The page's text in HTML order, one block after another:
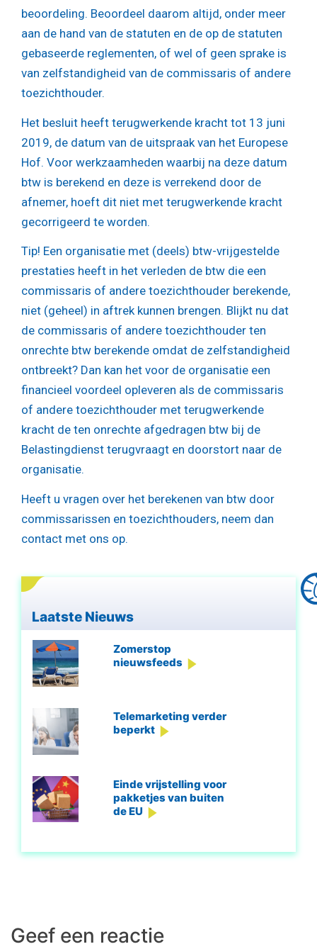
beoordeling. Beoordeel daarom altijd, onder meer
aan de hand van de statuten en de op de statuten
gebaseerde reglementen, of wel of geen sprake is
van zelfstandigheid van de commissaris of andere
toezichthouder.
Het besluit heeft terugwerkende kracht tot 13 juni
2019, de datum van de uitspraak van het Europese
Hof. Voor werkzaamheden waarbij na deze datum
btw is berekend en deze is verrekend door de
afnemer, hoeft dit niet met terugwerkende kracht
gecorrigeerd te worden.
Tip! Een organisatie met (deels) btw-vrijgestelde
prestaties heeft in het verleden de btw die een
commissaris of andere toezichthouder berekende,
niet (geheel) in aftrek kunnen brengen. Blijkt nu dat
de commissaris of andere toezichthouder ten
onrechte btw berekende omdat de zelfstandigheid
ontbreekt? Dan kan het voor de organisatie een
financieel voordeel opleveren als de commissaris
of andere toezichthouder met terugwerkende
kracht de ten onrechte afgedragen btw bij de
Belastingdienst terugvraagt en doorstort naar de
organisatie.
Heeft u vragen over het berekenen van btw door
commissarissen en toezichthouders, neem dan
contact met ons op.
Laatste Nieuws
Zomerstop
nieuwsfeeds
Telemarketing verder
beperkt
Einde vrijstelling voor
pakketjes van buiten
de EU
Geef een reactie